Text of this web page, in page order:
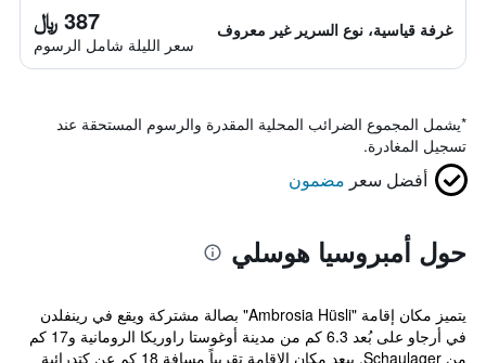
غرفة قياسية، نوع السرير غير معروف 387 ﷼
سعر الليلة شامل الرسوم
*يشمل المجموع الضرائب المحلية المقدرة والرسوم المستحقة عند
تسجيل المغادرة.
أفضل سعر مضمون
حول أمبروسيا هوسلي
يتميز مكان إقامة "Ambrosia Hüsli" بصالة مشتركة ويقع في رينفلدن
في أرجاو على بُعد 6.3 كم من مدينة أوغوستا راوريكا الرومانية و17 كم
من Schaulager. يبعد مكان الإقامة تقريباً مسافة 18 كم عن كتدرائية